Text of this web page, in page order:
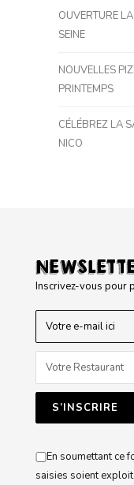
OUVERTURE
SEINE
NOUVELLES
PRINTEMPS
CÉLÉBREZ LA
NICO
Inscrivez-vous pour
En soumettant ce
saisies soient